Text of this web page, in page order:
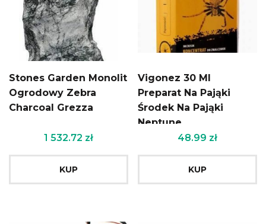
Stones Garden Monolit
Ogrodowy Zebra
Charcoal Grezza
1 532.72 zł
KUP
Vigonez 30 Ml
Preparat Na Pająki
Środek Na Pająki
Neptune
48.99 zł
KUP